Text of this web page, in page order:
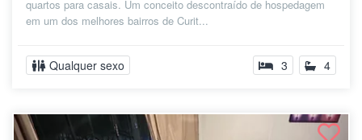
quartos para casais. Um conceito descontraído de hospedagem
em um dos melhores bairros de Curit...
Qualquer sexo 3 4